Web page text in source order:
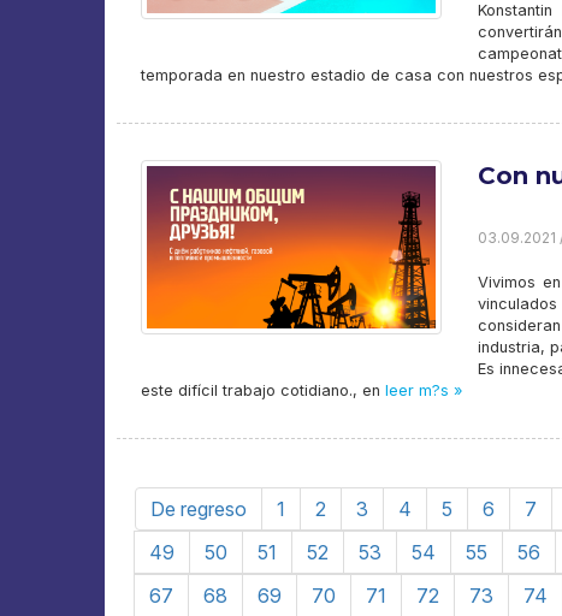
temporada en nuestro estadio de casa con nuestros
Con
03.09.2021
Vivimos
industria,
Es
este difícil trabajo cotidiano., en leer m?s »
De regreso 1 2 3 4 5 6 7
49
50 51 52 53 54 55 56
67
68 69 70 71 72 73 74